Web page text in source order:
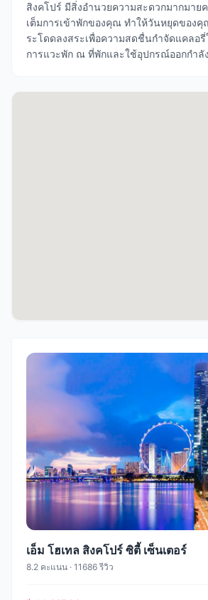
สิงคโปร์ มีสิ่งอำนวยความสะดวกมากมายค
เต็มการเข้าพักของคุณ ทำให้วันหยุดของ
ระโดดลงสระเพื่อความสดชื่นกำจัดแคลอ
การแวะพัก ณ ที่พักและใช้อุปกรณ์ออกกำลั
เอ็ม โฮเทล สิงคโปร์ ซิตี้ เซ็นเตอร์
8.2 คะแนน · 11686 รีวิว